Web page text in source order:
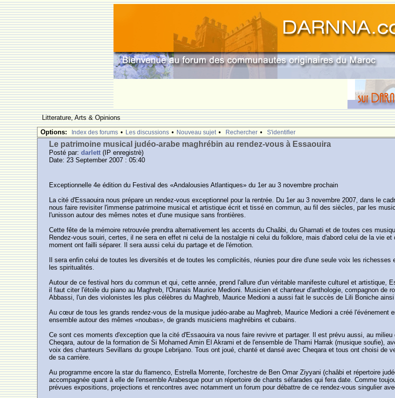
Litterature, Arts & Opinions
Options: Index des forums • Les discussions • Nouveau sujet • Rechercher • S'identifier
Le patrimoine musical judéo-arabe maghrébin au rendez-vous à Essaouira
Posté par:darlett (IP enregistrè)
Date: 23 September 2007 : 05:40
Exceptionnelle 4e édition du Festival des «Andalousies Atlantiques» du 1er au 3 novembre prochain
La cité d'Essaouira nous prépare un rendez-vous exceptionnel pour la rentrée. Du 1er au 3 novembre 2007, dans le
nous faire revisiter l'immense patrimoine musical et artistique écrit et tissé en commun, au fil des siècles, par les
l'unisson autour des mêmes notes et d'une musique sans frontières.
Cette fête de la mémoire retrouvée prendra alternativement les accents du Chaâbi, du Gharnati et de toutes ces
Rendez-vous souiri, certes, il ne sera en effet ni celui de la nostalgie ni celui du folklore, mais d'abord celui de la vie
moment ont failli séparer. Il sera aussi celui du partage et de l'émotion.
Il sera enfin celui de toutes les diversités et de toutes les complicités, réunies pour dire d'une seule voix les
les spiritualités.
Autour de ce festival hors du commun et qui, cette année, prend l'allure d'un véritable manifeste culturel et artistique,
il faut citer l'étoile du piano au Maghreb, l'Oranais Maurice Medioni. Musicien et chanteur d'anthologie, compagnon de
Abbassi, l'un des violonistes les plus célèbres du Maghreb, Maurice Medioni a aussi fait le succès de Lili Boniche
Au cœur de tous les grands rendez-vous de la musique judéo-arabe au Maghreb, Maurice Medioni a créé
ensemble autour des mêmes «noubas», de grands musiciens maghrébins et cubains.
Ce sont ces moments d'exception que la cité d'Essaouira va nous faire revivre et partager. Il est prévu aussi, au
Cheqara, autour de la formation de Si Mohamed Amin El Akrami et de l'ensemble de Thami Harrak (musique soufie),
voix des chanteurs Sevillans du groupe Lebrijano. Tous ont joué, chanté et dansé avec Cheqara et tous ont choisi de
de sa carrière.
Au programme encore la star du flamenco, Estrella Morrente, l'orchestre de Ben Omar Ziyyani (chaâbi et répertoire
accompagnée quant à elle de l'ensemble Arabesque pour un répertoire de chants séfarades qui fera date. Comme
prévues expositions, projections et rencontres avec notamment un forum pour débattre de ce rendez-vous singulier